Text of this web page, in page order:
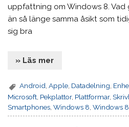
uppfattning om Windows 8. Vad
än så länge samma åsikt som
sig bra
» Läs mer
Android ,Apple Datadelning
Microsoft Pekplattor, Plattformar,
Smartphones ,Windows 8 ,Windows